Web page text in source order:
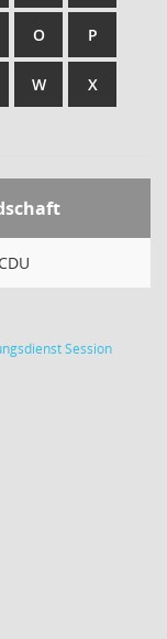
O P
W X
Session(Wird in